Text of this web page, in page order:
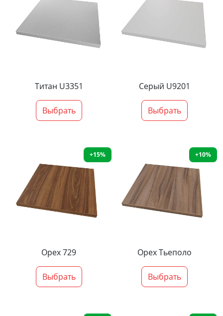
Титан U3351
Выбрать
Серый U9201
Выбрать
+15%
Орех 729
Выбрать
+10%
Орех Тьеполо
Выбрать